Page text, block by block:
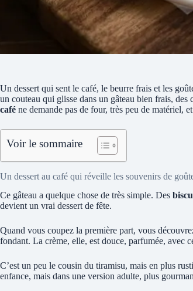
Un dessert qui sent le café, le beurre frais et les
un couteau qui glisse dans un gâteau bien frais,
café ne demande pas de four, très peu de matériel,
Voir le sommaire
Un dessert au café qui réveille les souvenirs de
Ce gâteau a quelque chose de très simple. Des
devient un vrai dessert de fête.
Quand vous coupez la première part, vous
fondant. La crème, elle, est douce, parfumée, avec
C’est un peu le cousin du tiramisu, mais en plus
enfance, mais dans une version adulte, plus